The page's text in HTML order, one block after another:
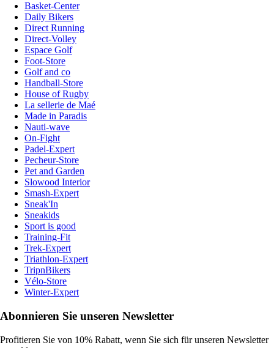
Basket-Center
Daily Bikers
Direct Running
Direct-Volley
Espace Golf
Foot-Store
Golf and co
Handball-Store
House of Rugby
La sellerie de Maé
Made in Paradis
Nauti-wave
On-Fight
Padel-Expert
Pecheur-Store
Pet and Garden
Slowood Interior
Smash-Expert
Sneak'In
Sneakids
Sport is good
Training-Fit
Trek-Expert
Triathlon-Expert
TripnBikers
Vélo-Store
Winter-Expert
Abonnieren Sie unseren Newsletter
Profitieren Sie von 10% Rabatt, wenn Sie sich für unseren Newsletter